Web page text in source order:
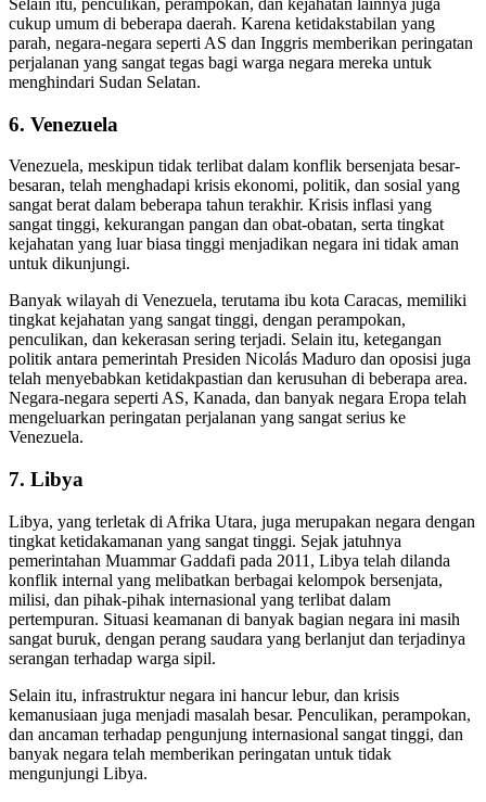
Selain itu, penculikan, perampokan, dan kejahatan lainnya juga
cukup umum di beberapa daerah. Karena ketidakstabilan yang
parah, negara-negara seperti AS dan Inggris memberikan peringatan
perjalanan yang sangat tegas bagi warga negara mereka untuk
menghindari Sudan Selatan.
6. Venezuela
Venezuela, meskipun tidak terlibat dalam konflik bersenjata besar-
besaran, telah menghadapi krisis ekonomi, politik, dan sosial yang
sangat berat dalam beberapa tahun terakhir. Krisis inflasi yang
sangat tinggi, kekurangan pangan dan obat-obatan, serta tingkat
kejahatan yang luar biasa tinggi menjadikan negara ini tidak aman
untuk dikunjungi.
Banyak wilayah di Venezuela, terutama ibu kota Caracas, memiliki
tingkat kejahatan yang sangat tinggi, dengan perampokan,
penculikan, dan kekerasan sering terjadi. Selain itu, ketegangan
politik antara pemerintah Presiden Nicolás Maduro dan oposisi juga
telah menyebabkan ketidakpastian dan kerusuhan di beberapa area.
Negara-negara seperti AS, Kanada, dan banyak negara Eropa telah
mengeluarkan peringatan perjalanan yang sangat serius ke
Venezuela.
7. Libya
Libya, yang terletak di Afrika Utara, juga merupakan negara dengan
tingkat ketidakamanan yang sangat tinggi. Sejak jatuhnya
pemerintahan Muammar Gaddafi pada 2011, Libya telah dilanda
konflik internal yang melibatkan berbagai kelompok bersenjata,
milisi, dan pihak-pihak internasional yang terlibat dalam
pertempuran. Situasi keamanan di banyak bagian negara ini masih
sangat buruk, dengan perang saudara yang berlanjut dan terjadinya
serangan terhadap warga sipil.
Selain itu, infrastruktur negara ini hancur lebur, dan krisis
kemanusiaan juga menjadi masalah besar. Penculikan, perampokan,
dan ancaman terhadap pengunjung internasional sangat tinggi, dan
banyak negara telah memberikan peringatan untuk tidak
mengunjungi Libya.